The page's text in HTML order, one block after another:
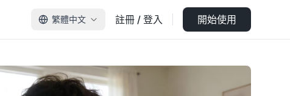
繁體中文 註冊 / 登入 開始使用